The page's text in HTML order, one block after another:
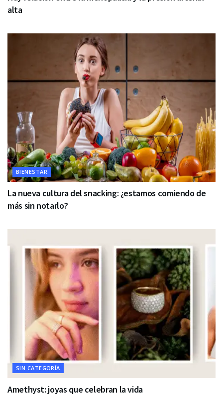
alta
BIENESTAR
La nueva cultura del snacking: ¿estamos comiendo de
más sin notarlo?
SIN CATEGORÍA
Amethyst: joyas que celebran la vida